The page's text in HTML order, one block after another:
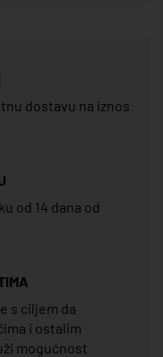
dostavu na iznos
od 14 dana od
s ciljem da
i ostalim
mogućnost